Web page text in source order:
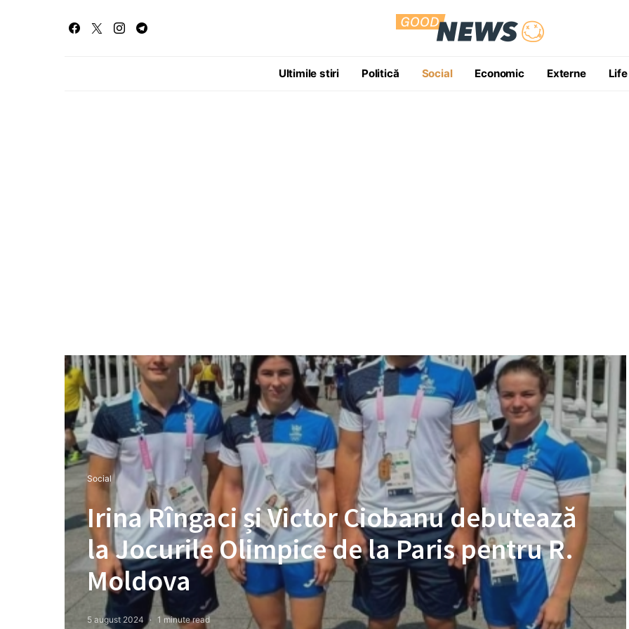
Ultimile stiri Politică Social Economic Externe
Social
Irina Rîngaci și Victor Ciobanu debutează
la Jocurile Olimpice de la Paris pentru R.
Moldova
5 august 2024 1 minute read